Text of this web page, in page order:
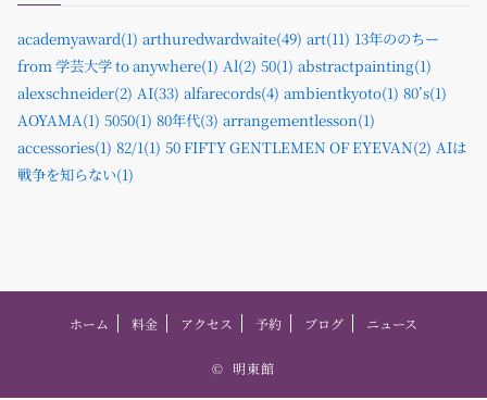
academyaward(1) arthuredwardwaite(49) art(11) 13年ののちー
from 学芸大学 to anywhere(1) Al(2) 50(1) abstractpainting(1)
alexschneider(2) AI(33) alfarecords(4) ambientkyoto(1) 80’s(1)
AOYAMA(1) 5050(1) 80年代(3) arrangementlesson(1)
accessories(1) 82/1(1) 50 FIFTY GENTLEMEN OF EYEVAN(2) AIは
戦争を知らない(1)
ホーム 料金 アクセス 予約 ブログ ニュース
© 明東館